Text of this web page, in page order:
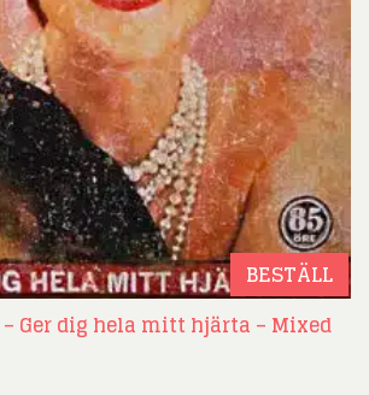
BESTÄLL
Ger dig hela mitt hjärta – Mixed